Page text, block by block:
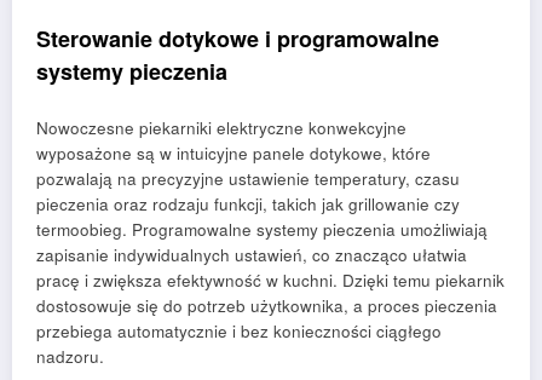
Sterowanie dotykowe i programowalne
systemy pieczenia
Nowoczesne piekarniki elektryczne konwekcyjne
wyposażone są w intuicyjne panele dotykowe, które
pozwalają na precyzyjne ustawienie temperatury, czasu
pieczenia oraz rodzaju funkcji, takich jak grillowanie czy
termoobieg. Programowalne systemy pieczenia umożliwiają
zapisanie indywidualnych ustawień, co znacząco ułatwia
pracę i zwiększa efektywność w kuchni. Dzięki temu piekarnik
dostosowuje się do potrzeb użytkownika, a proces pieczenia
przebiega automatycznie i bez konieczności ciągłego
nadzoru.